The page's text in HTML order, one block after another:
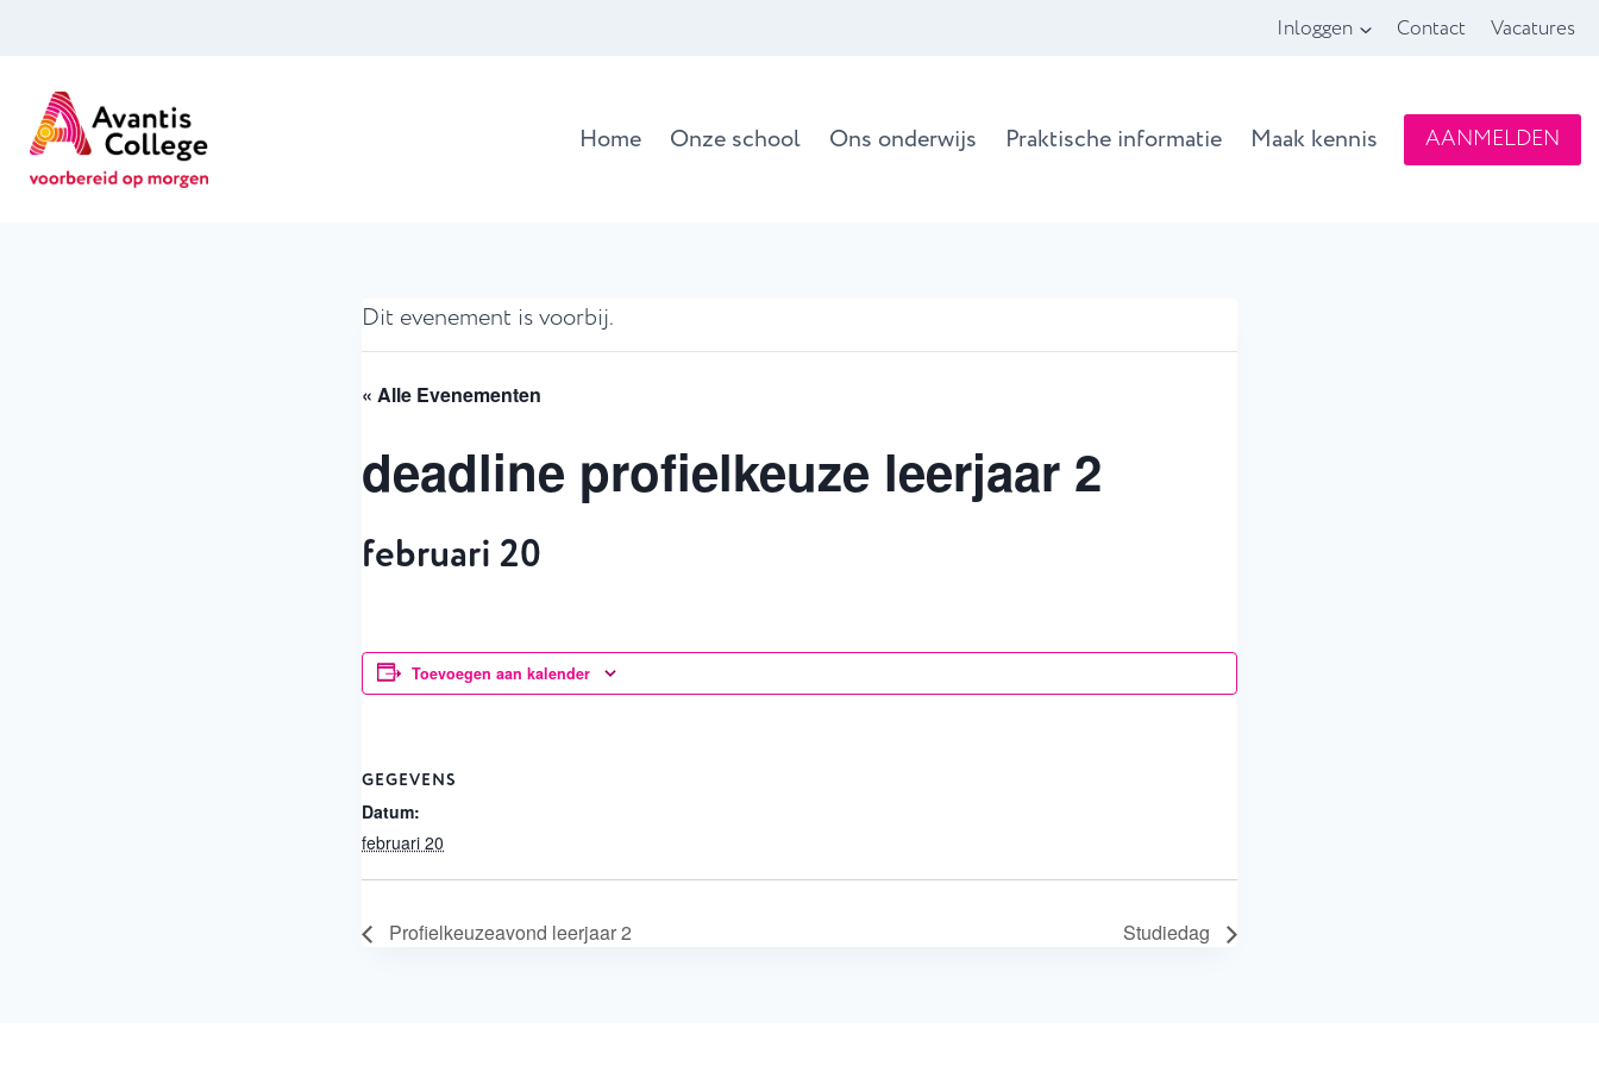
inhoud
Inloggen Contact Vacatures
Home Onze school Ons onderwijs Praktische informatie Maak kennis AANMELDEN
Dit evenement is voorbij.
« Alle Evenementen
deadline profielkeuze leerjaar 2
februari 20
Toevoegen aan kalender
GEGEVENS
Datum:
februari 20
Profielkeuzeavond leerjaar 2 Studiedag